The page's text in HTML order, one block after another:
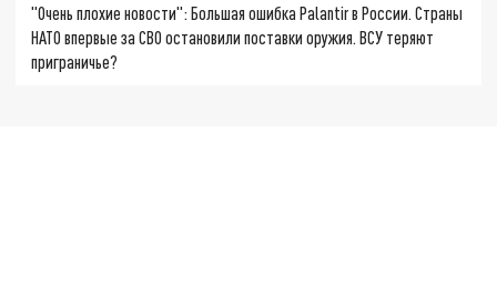
"Очень плохие новости": Большая ошибка Palantir в России. Страны
НАТО впервые за СВО остановили поставки оружия. ВСУ теряют
приграничье?